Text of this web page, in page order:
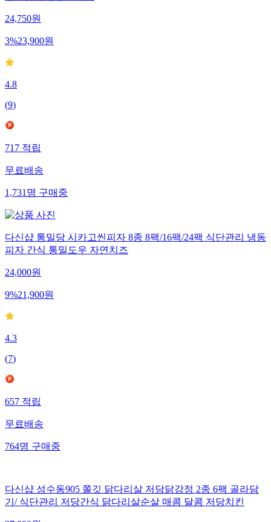
24,750원
3%23,900원
4.8
(9)
717적립
무료배송
1,731명구매중
다신샵 통밀당 시카고씬피자 8종 8팩/16팩/24팩 식단관리 냉동
피자 간식 통밀도우 자연치즈
24,000원
9%21,900원
4.3
(7)
657적립
무료배송
764명구매중
다신샵 성수동905 쫄깃 닭다리살 저당닭강정 2종 6팩 골라담
기/ 식단관리 저당간식 닭다리살순살 매콤 달콤 저당치킨